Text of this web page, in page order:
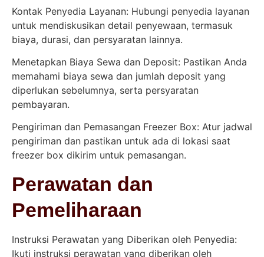
Kontak Penyedia Layanan: Hubungi penyedia layanan
untuk mendiskusikan detail penyewaan, termasuk
biaya, durasi, dan persyaratan lainnya.
Menetapkan Biaya Sewa dan Deposit: Pastikan Anda
memahami biaya sewa dan jumlah deposit yang
diperlukan sebelumnya, serta persyaratan
pembayaran.
Pengiriman dan Pemasangan Freezer Box: Atur jadwal
pengiriman dan pastikan untuk ada di lokasi saat
freezer box dikirim untuk pemasangan.
Perawatan dan
Pemeliharaan
Instruksi Perawatan yang Diberikan oleh Penyedia:
Ikuti instruksi perawatan yang diberikan oleh